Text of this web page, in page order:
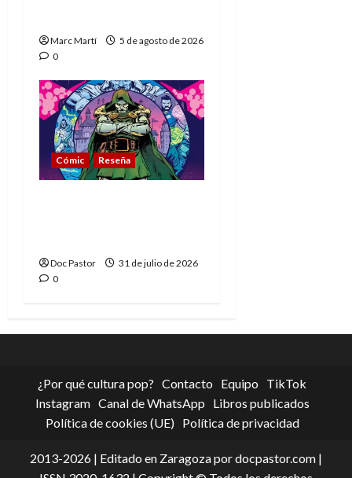
Marc Martí
5 de agosto de 2026
0
Cómic Reseña
Doc Pastor
31 de julio de 2026
0
¿Por qué cultura pop? Contacto Equipo
TikTok
Instagram Canal de WhatsApp
Libros publicados
Política de cookies (UE)
Política de privacidad
2013-2026 | Editado en Zaragoza por docpastor.com |